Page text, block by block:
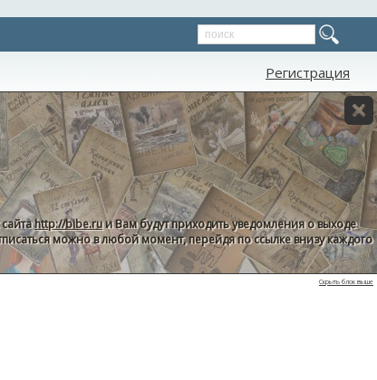
Регистрация
http://bibe.ruи Вам будут приходить уведомления о выходе
можно в любой момент, перейдя по ссылке внизу каждого
Скрыть блок выше